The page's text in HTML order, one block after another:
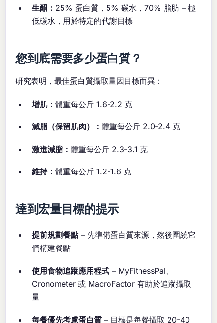
生酮： 25% 蛋白質，5% 碳水，70% 脂肪 – 極
低碳水，用於特定的代謝目標
您到底需要多少蛋白質？
研究表明，最佳蛋白質攝取量因目標而異：
增肌：體重每公斤 1.6-2.2 克
減脂（保留肌肉）：體重每公斤 2.0-2.4 克
激進減脂：體重每公斤 2.3-3.1 克
維持：體重每公斤 1.2-1.6 克
達到宏量目標的提示
提前規劃餐點– 先準備蛋白質來源，然後圍繞它
們構建餐點
使用食物追蹤應用程式 – MyFitnessPal、
Cronometer 或 MacroFactor 有助於追蹤攝取
量
每餐優先考慮蛋白質 – 目標是每餐攝取 20-40